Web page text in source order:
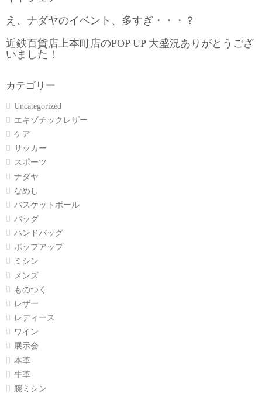
え、ナダヤのイベント、多すぎ・・・？
近鉄百貨店上本町店のPOP UP 大盛況ありがとうござ
いました！
カテゴリー
Uncategorized
エキゾチックレザー
ケア
サッカー
スポーツ
ナダヤ
なめし
バスケットボール
バッグ
ハンドバッグ
ポップアップ
ミシン
メンズ
ものつく
レザー
レディース
ワイン
展示会
本革
牛革
腕ミシン